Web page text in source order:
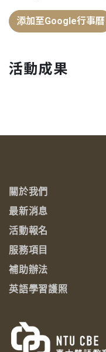
添加至Google行事曆
活動成果
關於我們
最新消息
活動報名
服務項目
補助辦法
英語學習護照